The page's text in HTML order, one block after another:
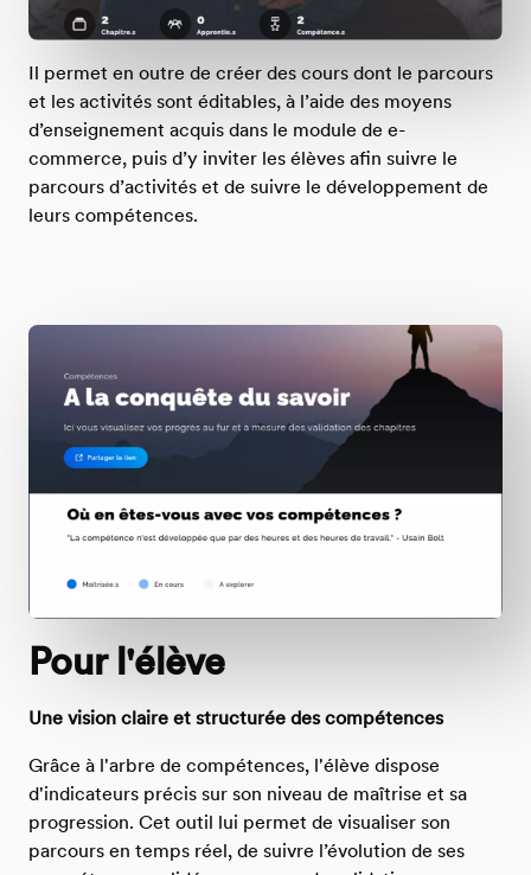
Il permet en outre de créer des cours dont le parcours
et les activités sont éditables, à l’aide des moyens
d’enseignement acquis dans le module de e-
commerce, puis d’y inviter les élèves afin suivre le
parcours d’activités et de suivre le développement de
leurs compétences.
Pour l'élève
Une vision claire et structurée des compétences
Grâce à l'arbre de compétences, l'élève dispose
d'indicateurs précis sur son niveau de maîtrise et sa
progression. Cet outil lui permet de visualiser son
parcours en temps réel, de suivre l’évolution de ses